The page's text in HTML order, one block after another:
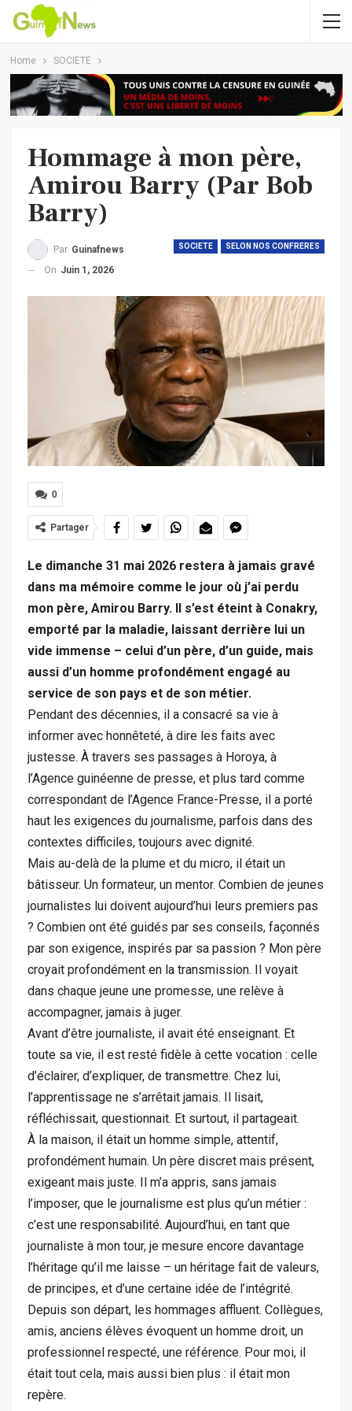
Home SOCIETE
Hommage à mon père,
Amirou Barry (Par Bob
Barry)
SOCIETE SELON NOS CONFRERES
Par Guinafnews
On Juin 1, 2026
0
Partager
Le dimanche 31 mai 2026 restera à jamais gravé
dans ma mémoire comme le jour où j’ai perdu
mon père, Amirou Barry. Il s’est éteint à Conakry,
emporté par la maladie, laissant derrière lui un
vide immense – celui d’un père, d’un guide, mais
aussi d’un homme profondément engagé au
service de son pays et de son métier.
Pendant des décennies, il a consacré sa vie à
informer avec honnêteté, à dire les faits avec
justesse. À travers ses passages à Horoya, à
l’Agence guinéenne de presse, et plus tard comme
correspondant de l’Agence France-Presse, il a porté
haut les exigences du journalisme, parfois dans des
contextes difficiles, toujours avec dignité.
Mais au-delà de la plume et du micro, il était un
bâtisseur. Un formateur, un mentor. Combien de jeunes
journalistes lui doivent aujourd’hui leurs premiers pas
? Combien ont été guidés par ses conseils, façonnés
par son exigence, inspirés par sa passion ? Mon père
croyait profondément en la transmission. Il voyait
dans chaque jeune une promesse, une relève à
accompagner, jamais à juger.
Avant d’être journaliste, il avait été enseignant. Et
toute sa vie, il est resté fidèle à cette vocation : celle
d’éclairer, d’expliquer, de transmettre. Chez lui,
l’apprentissage ne s’arrêtait jamais. Il lisait,
réfléchissait, questionnait. Et surtout, il partageait.
À la maison, il était un homme simple, attentif,
profondément humain. Un père discret mais présent,
exigeant mais juste. Il m’a appris, sans jamais
l’imposer, que le journalisme est plus qu’un métier :
c’est une responsabilité. Aujourd’hui, en tant que
journaliste à mon tour, je mesure encore davantage
l’héritage qu’il me laisse – un héritage fait de valeurs,
de principes, et d’une certaine idée de l’intégrité.
Depuis son départ, les hommages affluent. Collègues,
amis, anciens élèves évoquent un homme droit, un
professionnel respecté, une référence. Pour moi, il
était tout cela, mais aussi bien plus : il était mon
repère.